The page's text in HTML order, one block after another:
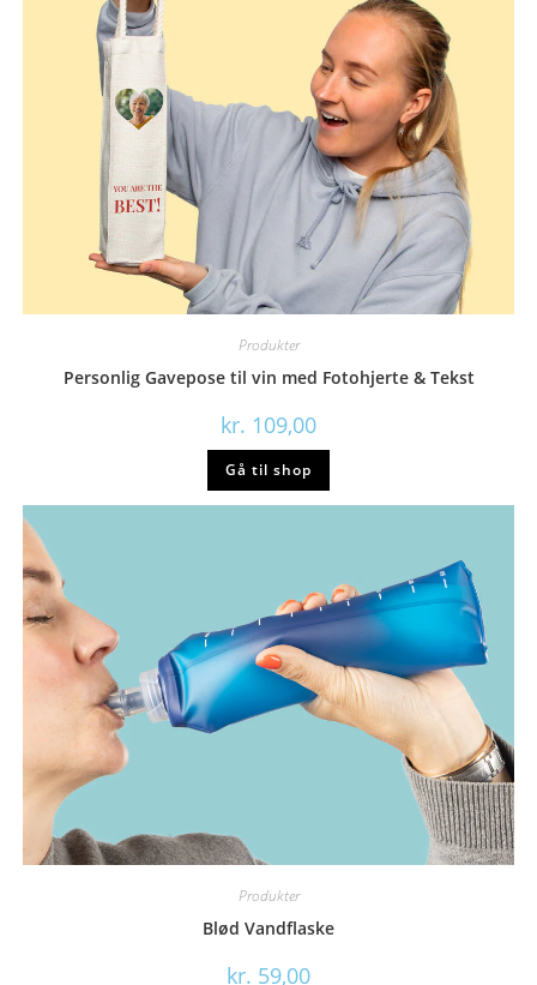
Produkter
Personlig Gavepose til vin med Fotohjerte & Tekst
kr. 109,00
Gå til shop
Produkter
Blød Vandflaske
kr. 59,00